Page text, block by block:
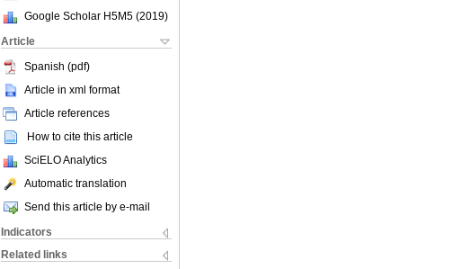
Google Scholar H5M5 (2019)
Article
Spanish (pdf)
Article in xml format
Article references
How to cite this article
SciELO Analytics
Automatic translation
Send this article by e-mail
Indicators
Related links